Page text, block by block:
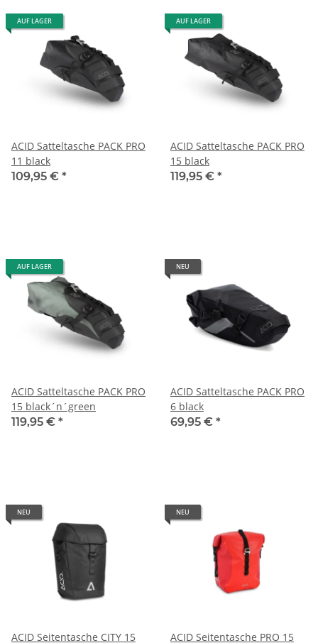
AUF LAGER
ACID Satteltasche PACK PRO
11 black
109,95 € *
AUF LAGER
ACID Satteltasche PACK PRO
15 black
119,95 € *
AUF LAGER
ACID Satteltasche PACK PRO
15 black´n´green
119,95 € *
NEU
ACID Satteltasche PACK PRO
6 black
69,95 € *
NEU
ACID Seitentasche CITY 15
NEU
ACID Seitentasche PRO 15